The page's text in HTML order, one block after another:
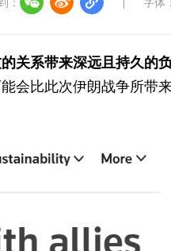
关系带来深远且持久的负
会比此次伊朗战争所带